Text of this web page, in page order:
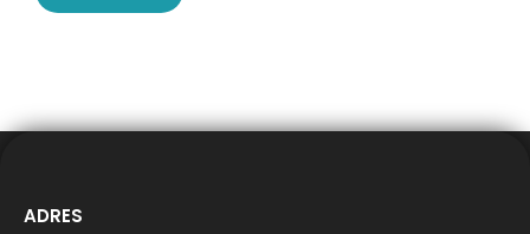
ADRES